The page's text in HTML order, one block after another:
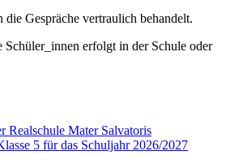
die Gespräche vertraulich behandelt.
erfolgt in der Schule oder
Realschule Mater Salvatoris
5 für das Schuljahr 2026/2027